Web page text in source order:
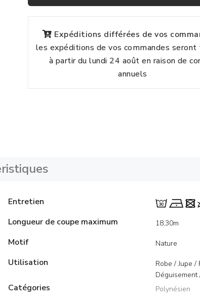
Expéditions différées de vos
les expéditions de vos commandes
à partir du lundi 24 août en raison de
annuels
Entretien
Longueur de coupe maximum
18,30m
Motif Nature
Utilisation
Robe / Jupe /
Catégories Polynésien